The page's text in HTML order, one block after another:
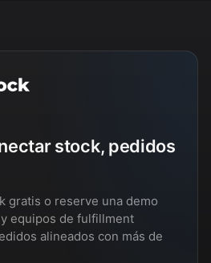
stock, pedidos
gratis o reserve una demo
equipos de fulfillment
alineados con más de